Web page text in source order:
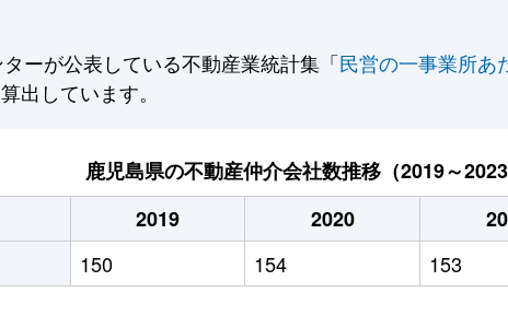
ーが公表している不動産業統計集「民営の一事業所あ
出しています。
鹿児島県の不動産仲介会社数推移（2019～2023
2019 2020
150 154 153